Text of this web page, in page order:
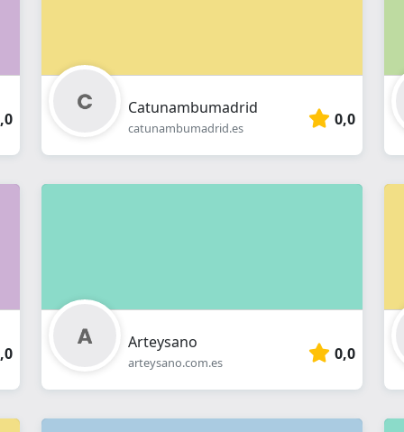
Catunambumadrid
catunambumadrid.es 0,0
Arteysano
arteysano.com.es 0,0